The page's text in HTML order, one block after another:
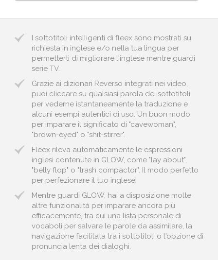
I sottotitoli intelligenti di fleex sono mostrati su
richiesta in inglese e/o nella tua lingua per
permetterti di migliorare l'inglese mentre guardi
serie TV.
Grazie ai dizionari Reverso integrati nei video,
puoi cliccare su qualsiasi parola dei sottotitoli
per vederne istantaneamente la traduzione e
alcuni esempi autentici di uso. Un buon modo
per imparare il significato di "cavewoman",
"brown-eyed" o "shit-stirrer".
Fleex rileva automaticamente le espressioni
inglesi contenute in GLOW, come "lay about",
"belly flop" o "trash compactor". Il modo perfetto
per perfezionare il tuo inglese!
Mentre guardi GLOW, hai a disposizione molte
altre funzionalità per imparare ancora più
efficacemente, tra cui una lista personale di
vocaboli per salvare le parole da assimilare, la
navigazione facilitata tra i sottotitoli o l'opzione di
pronuncia lenta dei dialoghi.